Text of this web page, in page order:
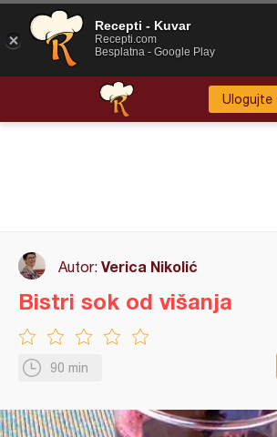
Ulogujte
Autor: Verica Nikolić
90 min
Bistri sok od višanja
Recepti - Kuvar
Recepti.com
Besplatna - Google Play